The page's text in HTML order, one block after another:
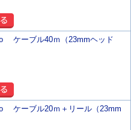
ケーブル40ｍ（23mmヘッド
ケーブル20ｍ＋リール（23mm